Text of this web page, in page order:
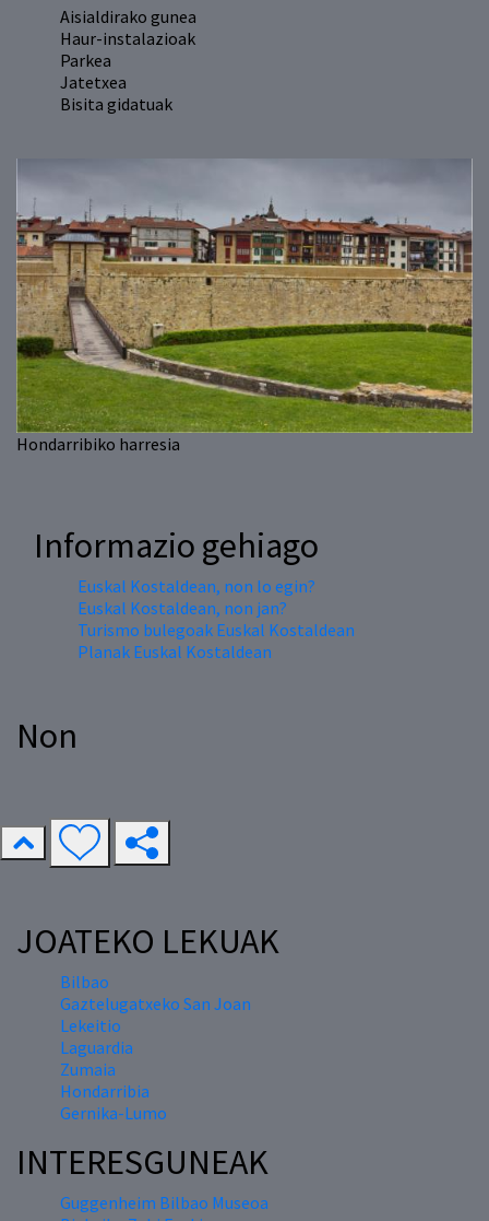
Aisialdirako gunea
Haur-instalazioak
Parkea
Jatetxea
Bisita gidatuak
Hondarribiko harresia
Informazio gehiago
Euskal Kostaldean, non lo egin?
Euskal Kostaldean, non jan?
Turismo bulegoak Euskal Kostaldean
Planak Euskal Kostaldean
Non
JOATEKO LEKUAK
Bilbao
Gaztelugatxeko San Joan
Lekeitio
Laguardia
Zumaia
Hondarribia
Gernika-Lumo
INTERESGUNEAK
Guggenheim Bilbao Museoa